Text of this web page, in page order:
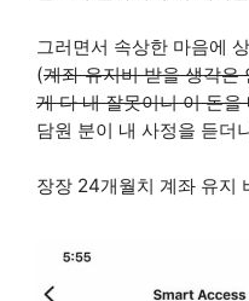
그러면서 속상한 마음에
(계좌 유지비 받을 생각은
게 다 내 잘못이니 이 돈
담원 분이 내 사정을 듣더
장장 24개월치 계좌 유지